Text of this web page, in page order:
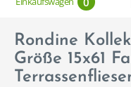
Rondine
Größe 15x61